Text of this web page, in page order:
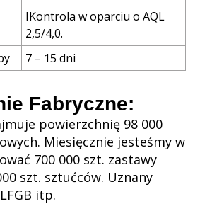
IKontrola w oparciu o AQL
2,5/4,0.
7 – 15 dni
Fabryczne:
powierzchnię 98 000
Miesięcznie jesteśmy w
700 000 szt. zastawy
szt. sztućców. Uznany
itp.